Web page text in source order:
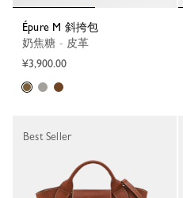
Épure M 斜挎包
奶焦糖 - 皮革
¥3,900.00
Best Seller